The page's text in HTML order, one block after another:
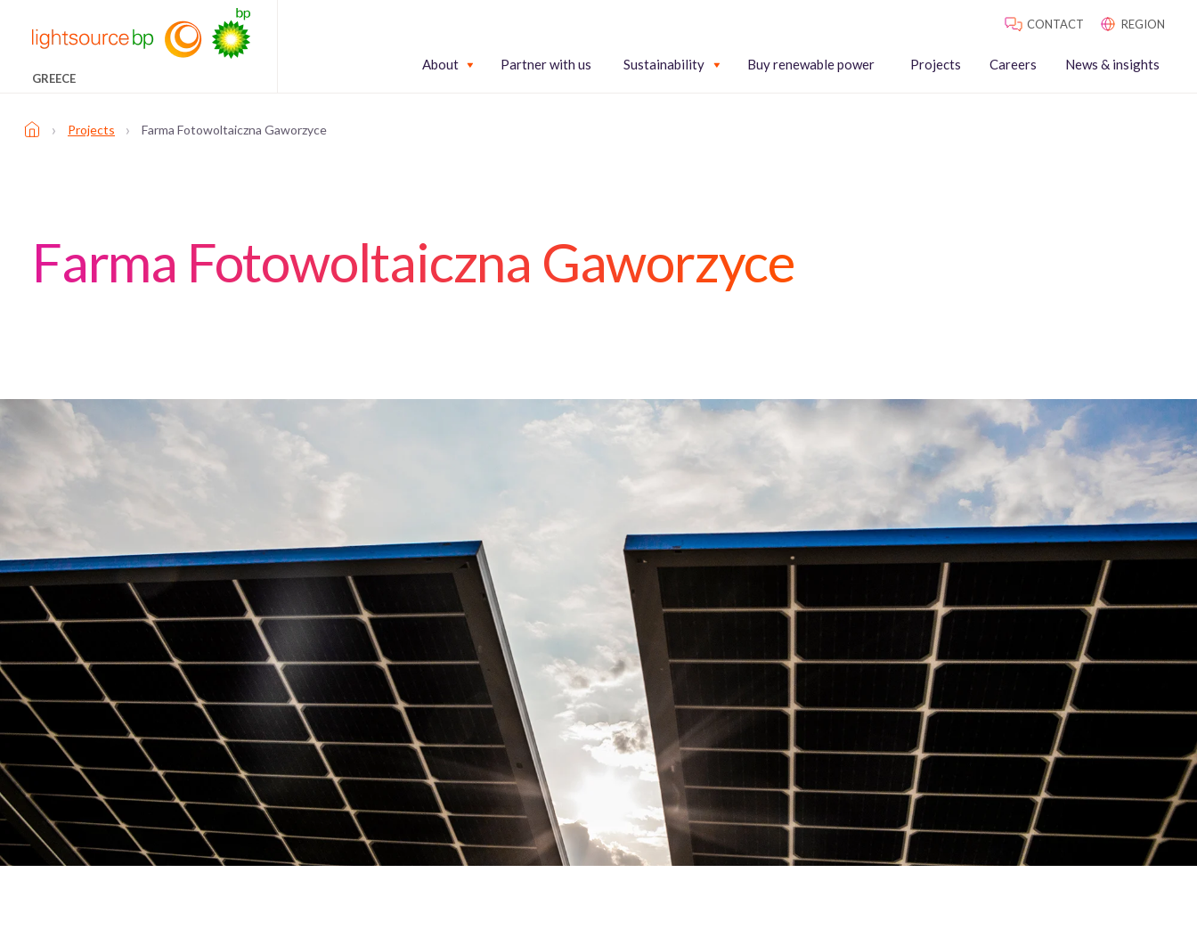
GREECE
CONTACT REGION
About Partner with us Sustainability Buy renewable power Projects Careers News & insights
› Projects › Farma Fotowoltaiczna Gaworzyce
Farma Fotowoltaiczna Gaworzyce